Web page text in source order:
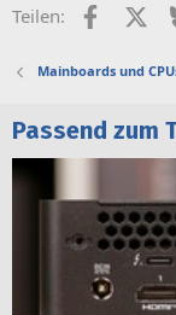
Teilen: X
Mainboards und
Passend zum